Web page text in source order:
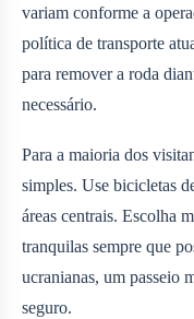
variam conforme a
política de transporte
para remover a roda
necessário.
Para a maioria dos
simples. Use bicicletas
áreas centrais. Escolha
tranquilas sempre que
ucranianas, um passeio
seguro.